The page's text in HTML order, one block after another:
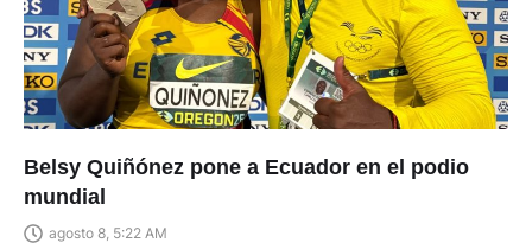
Belsy Quiñónez pone a Ecuador en el podio
mundial
agosto 8, 5:22 AM